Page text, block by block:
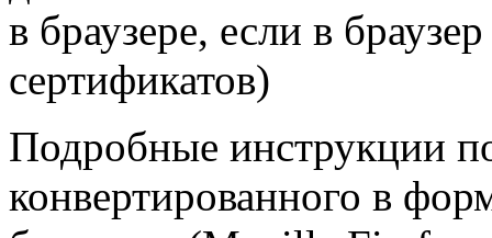
в браузере, если в
сертификатов)
Подробные инструкции
конвертированного в